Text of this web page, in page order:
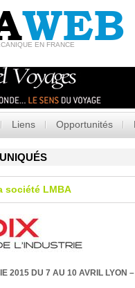
WEB
EN FRANCE
Liens Opportunités
société LMBA
2015 DU 7 AU 10 AVRIL LYON –